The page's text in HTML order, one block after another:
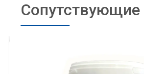
Сопутствующие